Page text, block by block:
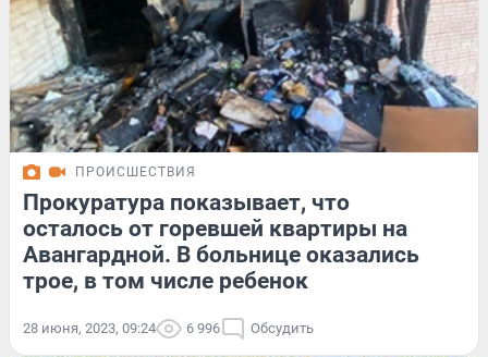
ПРОИСШЕСТВИЯ
Прокуратура показывает, что
осталось от горевшей квартиры на
Авангардной. В больнице оказались
трое, в том числе ребенок
28 июня, 2023, 09:24 6 996 Обсудить